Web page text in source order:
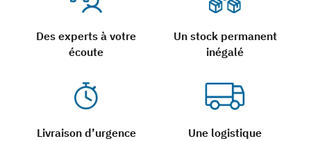
Des experts à votre
écoute
Un stock permanent
inégalé
Livraison d’urgence
Une logistique